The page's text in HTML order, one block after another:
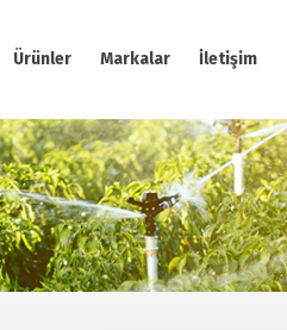
Ürünler Markalar İletişim